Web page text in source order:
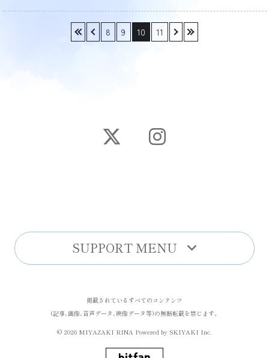
« ‹ 8 9 10 11 › »
SUPPORT MENU
掲載されているすべてのコンテンツ
(記事、画像、音声データ、映像データ等)の無断転載を禁じます。
© 2026 MIYAZAKI RINA Powered by SKIYAKI Inc.